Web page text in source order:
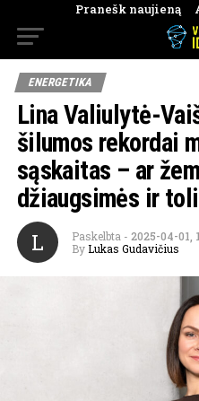
Pranešk naujieną
ENERGETIKA
Lina Valiulytė-
šilumos rekordai
sąskaitas – ar
džiaugsimės ir
L Paskelbta - 2025-04-01,
By Lukas Gudavičius